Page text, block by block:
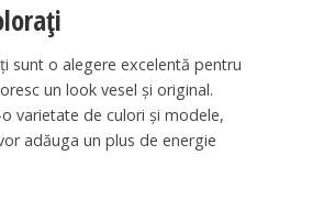
sunt o alegere excelentă pentru
un look vesel și original.
varietate de culori și modele,
adăuga un plus de energie